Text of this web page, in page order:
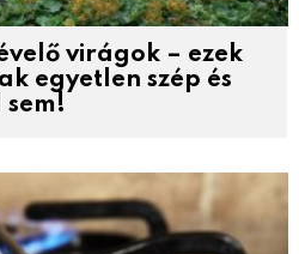
virágok – ezek
egyetlen szép és
sem!